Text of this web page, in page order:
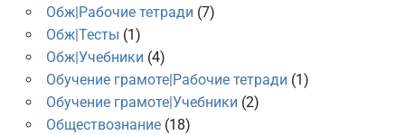
Обж|Рабочие тетради (7)
Обж|Тесты (1)
Обж|Учебники (4)
Обучение грамоте|Рабочие тетради (1)
Обучение грамоте|Учебники (2)
Обществознание(18)